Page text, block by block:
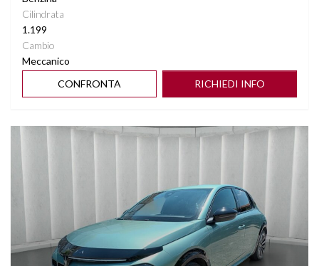
Cilindrata
1.199
Cambio
Meccanico
CONFRONTA
RICHIEDI INFO
Vedi dettagli